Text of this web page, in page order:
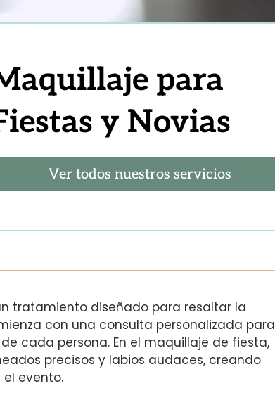
para
y Novias
Ver todos nuestros servicios
tratamiento diseñado para resaltar la
con una consulta personalizada para
cada persona. En el maquillaje de fiesta,
precisos y labios audaces, creando
evento.